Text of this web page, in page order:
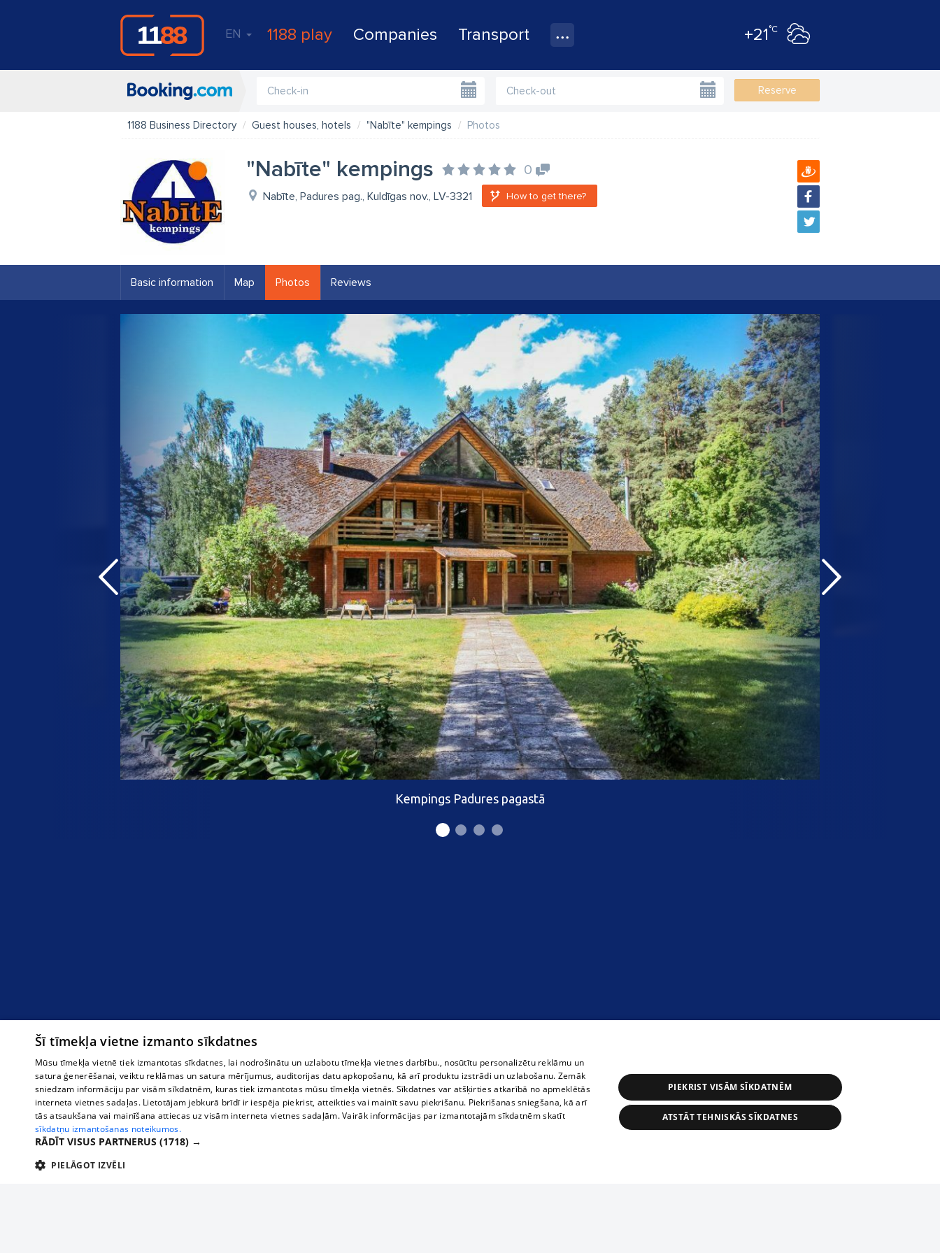
EN 1188 play Companies Transport +21°C
Reserve
1188 Business Directory Guest houses, hotels "Nabīte" kempings Photos
"Nabīte" kempings 0
Nabīte, Padures pag., Kuldīgas nov., LV-3321 How to get there?
Basic information Map Photos Reviews
Kempings Padures pagastā
Šī tīmekļa vietne izmanto sīkdatnes
Mūsu tīmekļa vietnē tiek izmantotas sīkdatnes, lai nodrošinātu un uzlabotu tīmekļa vietnes darbību., nosūtītu personalizētu reklāmu un
satura ģenerēšanai, veiktu reklāmas un satura mērījumus, auditorijas datu apkopošanu, kā arī produktu izstrādi un uzlabošanu. Zemāk
sniedzam informāciju par visām sīkdatnēm, kuras tiek izmantotas mūsu tīmekļa vietnēs. Sīkdatnes var atšķirties atkarībā no apmeklētās
interneta vietnes sadaļas. Lietotājam jebkurā brīdī ir iespēja piekrist, atteikties vai mainīt savu piekrišanu. Piekrišanas sniegšana, kā arī
tās atsaukšana vai mainīšana attiecas uz visām interneta vietnes sadaļām. Vairāk informācijas par izmantotajām sīkdatnēm skatīt
sīkdatņu izmantošanas noteikumos.
RĀDĪT VISUS PARTNERUS (1718) →
PIELĀGOT IZVĒLI
PIEKRIST VISĀM SĪKDATNĒM
ATSTĀT TEHNISKĀS SĪKDATNES